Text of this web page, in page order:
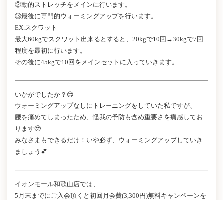
②動的ストレッチをメインに行います。
③最後に専門的ウォーミングアップを行います。
EX.スクワット
最大60kgでスクワット出来るとすると、20kgで10回→30kgで7回
程度を最初に行います。
その後に45kgで10回をメインセットに入っていきます。
いかがでしたか？😊
ウォーミングアップなしにトレーニングをしていた私ですが、
腰を痛めてしまったため、怪我の予防も含め重要さを痛感してお
ります🥹
みなさまもできるだけ！いや必ず、ウォーミングアップしていき
ましょう💕
イオンモール和歌山店では、
5月末までにご入会頂くと初回月会費(3,300円)無料キャンペーンを